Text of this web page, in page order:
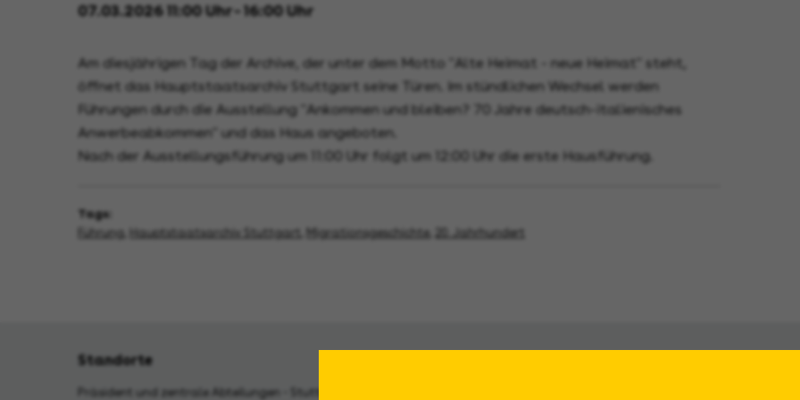
07.03.2026 11:00 Uhr - 16:00 Uhr
Am diesjährigen Tag der Archive, der unter dem Motto "Alte Heimat - neue Heimat" steht,
öffnet das Hauptstaatsarchiv Stuttgart seine Türen. Im stündlichen Wechsel werden
Führungen durch die Ausstellung "Ankommen und bleiben? 70 Jahre deutsch-italienisches
Anwerbeabkommen" und das Haus angeboten.
Nach der Ausstellungsführung um 11:00 Uhr folgt um 12:00 Uhr die erste Hausführung.
Tags:
Führung
Hauptstaatsarchiv Stuttgart Migrationsgeschichte 20. Jahrhundert
Standorte
Präsident und zentrale Abteilungen - Stuttgart